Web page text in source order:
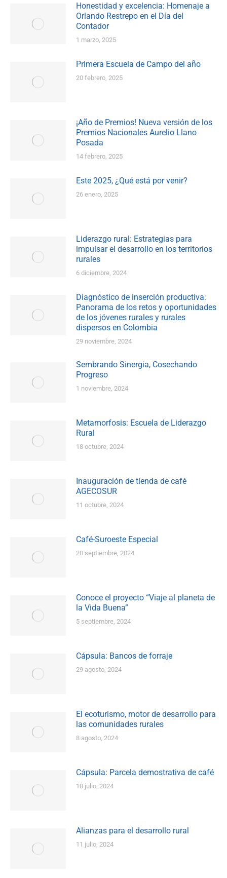
Honestidad y excelencia: Homenaje a
Orlando Restrepo en el Día del
Contador
1 marzo, 2025
Primera Escuela de Campo del año
20 febrero, 2025
¡Año de Premios! Nueva versión de los
Premios Nacionales Aurelio Llano
Posada
14 febrero, 2025
Este 2025, ¿Qué está por venir?
26 enero, 2025
Liderazgo rural: Estrategias para
impulsar el desarrollo en los territorios
rurales
6 diciembre, 2024
Diagnóstico de inserción productiva:
Panorama de los retos y oportunidades
de los jóvenes rurales y rurales
dispersos en Colombia
29 noviembre, 2024
Sembrando Sinergia, Cosechando
Progreso
1 noviembre, 2024
Metamorfosis: Escuela de Liderazgo
Rural
18 octubre, 2024
Inauguración de tienda de café
AGECOSUR
11 octubre, 2024
Café-Suroeste Especial
20 septiembre, 2024
Conoce el proyecto “Viaje al planeta de
la Vida Buena”
5 septiembre, 2024
Cápsula: Bancos de forraje
29 agosto, 2024
El ecoturismo, motor de desarrollo para
las comunidades rurales
8 agosto, 2024
Cápsula: Parcela demostrativa de café
18 julio, 2024
Alianzas para el desarrollo rural
11 julio, 2024